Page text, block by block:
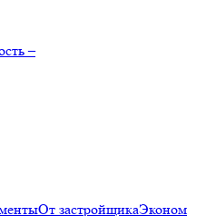
–
От застройщикаЭконом